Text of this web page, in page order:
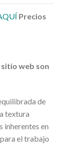
Precios
web son
de
textura
inherentes en
el trabajo